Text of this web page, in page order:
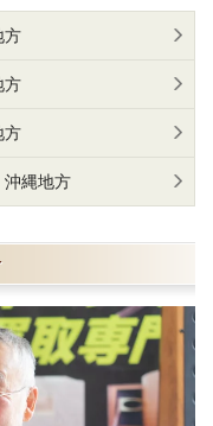
方
方
方
沖縄地方